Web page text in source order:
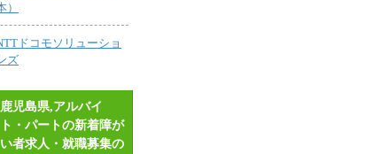
）
ドコモソリューショ
ズ
鹿児島県,アルバイ
ト・パートの新着障が
い者求人・就職募集の